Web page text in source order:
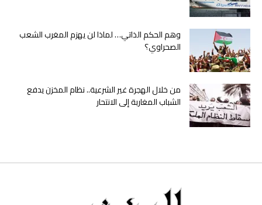
وهم الحكم الذاتي… لماذا لن يهزم المغرب الشعب
الصحراوي؟
من خلال الهجرة غير الشرعية.. نظام المخزن يدفع
الشباب المغاربة إلى الانتحار